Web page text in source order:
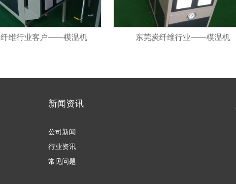
纤维行业客户——模温机 东莞炭纤维行业——模温机
新闻资讯
公司新闻
行业资讯
常见问题